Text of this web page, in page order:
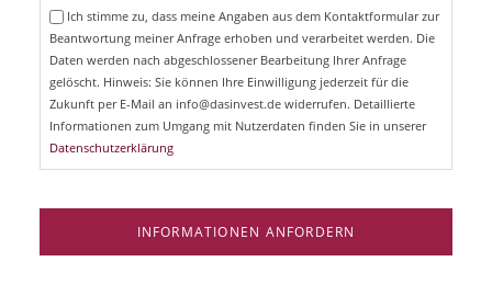
Ich stimme zu, dass meine Angaben aus dem Kontaktformular zur
Beantwortung meiner Anfrage erhoben und verarbeitet werden. Die
Daten werden nach abgeschlossener Bearbeitung Ihrer Anfrage
gelöscht. Hinweis: Sie können Ihre Einwilligung jederzeit für die
Zukunft per E-Mail an info@dasinvest.de widerrufen. Detaillierte
Informationen zum Umgang mit Nutzerdaten finden Sie in unserer
Datenschutzerklärung
INFORMATIONEN ANFORDERN